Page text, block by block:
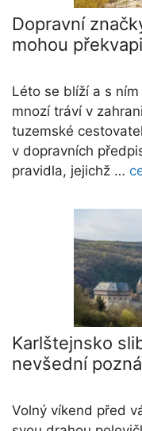
Dopravní
mohou
Léto se blíží a s
mnozí tráví v
tuzemské
v dopravních
pravidla, jejichž …
Karlštejnsko
nevšední
Volný víkend před